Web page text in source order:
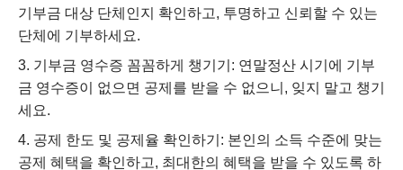
기부금 대상 단체인지 확인하고, 투명하고 신뢰할 수 있는
단체에 기부하세요.
기부금 영수증 꼼꼼하게 챙기기: 연말정산 시기에 기부
금 영수증이 없으면 공제를 받을 수 없으니, 잊지 말고 챙기
세요.
공제 한도 및 공제율 확인하기: 본인의 소득 수준에 맞는
공제 혜택을 확인하고, 최대한의 혜택을 받을 수 있도록 하